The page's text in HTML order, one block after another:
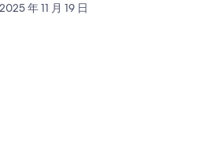
2025 年 11 月 19 日